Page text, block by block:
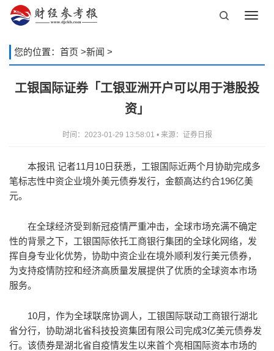
您的位置： 首页 >新闻 >
工银国际证券「工银亚洲开户可以用于港股投
资」
时间：2023-01-29 13:58:01 • 来源：证券日报
本报讯 记者11月10日获悉，工银国际近两个月协助完成多
笔标志性中资企业境外美元债券发行，金额高达约合196亿美
元。
在全球经济受到新冠疫情严重冲击，全球市场充满不确定
性的背景之下，工银国际依托工商银行集团的全球化网络，发
挥自身专业化优势，协助中资企业在境外顺利发行美元债券，
为支持疫情防控和经济高质量发展提供了优质的全球资本市场
服务。
10月，作为全球联席协调人，工银国际联动工商银行湖北
省分行，协助湖北省科技投资集团有限公司完成3亿美元债券发
行。该债券是湖北省自疫情发生以来首个亮相国际资本市场的